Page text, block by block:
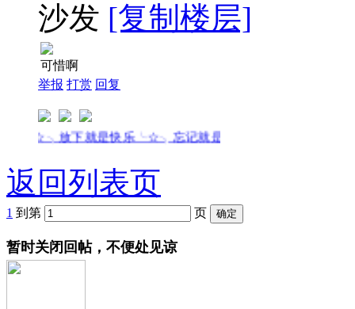
沙发 [复制楼层]
可惜啊
举报 打赏 回复
╰☆╮放下就是快乐╰☆╮忘记就是解脱╰☆╮
返回列表页
1 到第 页
暂时关闭回帖，不便处见谅